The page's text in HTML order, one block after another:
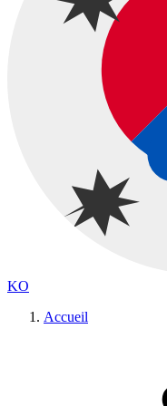
KO
Accueil